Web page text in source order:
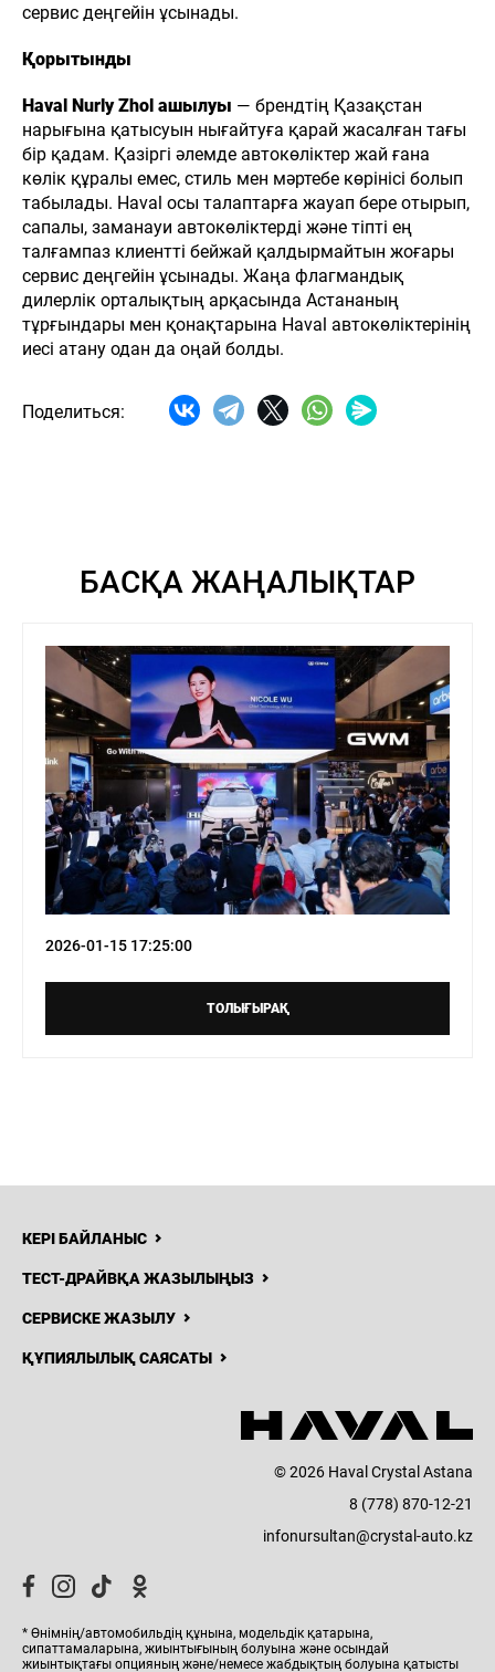
сервис деңгейін ұсынады.
Қорытынды
Haval Nurly Zhol ашылуы — брендтің Қазақстан
нарығына қатысуын нығайтуға қарай жасалған тағы
бір қадам. Қазіргі әлемде автокөліктер жай ғана
көлік құралы емес, стиль мен мәртебе көрінісі болып
табылады. Haval осы талаптарға жауап бере отырып,
сапалы, заманауи автокөліктерді және тіпті ең
талғампаз клиентті бейжай қалдырмайтын жоғары
сервис деңгейін ұсынады. Жаңа флагмандық
дилерлік орталықтың арқасында Астананың
тұрғындары мен қонақтарына Haval автокөліктерінің
иесі атану одан да оңай болды.
Поделиться:
БАСҚА ЖАҢАЛЫҚТАР
2026-01-15 17:25:00
ТОЛЫҒЫРАҚ
КЕРІ БАЙЛАНЫС
ТЕСТ-ДРАЙВҚА ЖАЗЫЛЫҢЫЗ
СЕРВИСКЕ ЖАЗЫЛУ
ҚҰПИЯЛЫЛЫҚ САЯСАТЫ
© 2026 Haval Crystal Astana
8 (778) 870-12-21
infonursultan@crystal-auto.kz
* Өнімнің/автомобильдің құнына, модельдік қатарына,
сипаттамаларына, жиынтығының болуына және осындай
жиынтықтағы опцияның және/немесе жабдықтың болуына қатысты